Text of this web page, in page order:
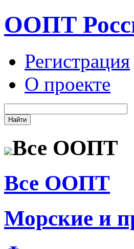
ООПТ
Регистрация
О проекте
Все ООПТ
Все ООПТ
Морские и